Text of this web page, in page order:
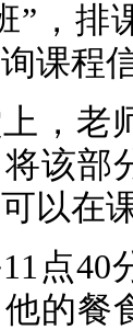
”，排
课程
，老
该部
以在
点40
的餐